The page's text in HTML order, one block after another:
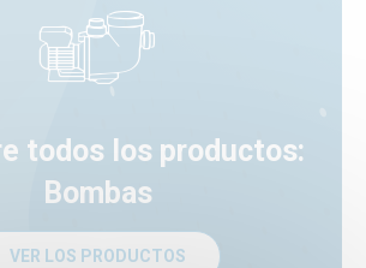
todos los productos:
Bombas
VER LOS PRODUCTOS